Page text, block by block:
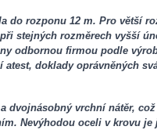
rozponu 12 m. Pro větší
stejných rozměrech vyšší
odbornou firmou podle
doklady oprávněných
vrchní nátěr,
Nevýhodou oceli v krovu